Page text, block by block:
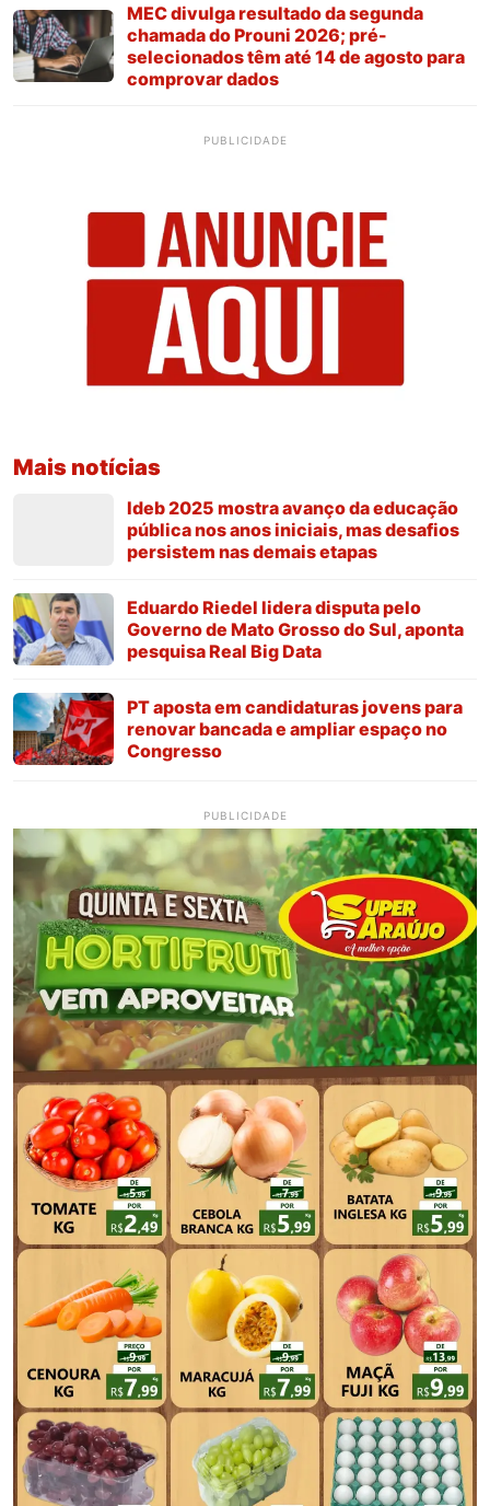
MEC divulga resultado da segunda
chamada do Prouni 2026; pré-
selecionados têm até 14 de agosto para
comprovar dados
PUBLICIDADE
Mais notícias
Ideb 2025 mostra avanço da educação
pública nos anos iniciais, mas desafios
persistem nas demais etapas
Eduardo Riedel lidera disputa pelo
Governo de Mato Grosso do Sul, aponta
pesquisa Real Big Data
PT aposta em candidaturas jovens para
renovar bancada e ampliar espaço no
Congresso
PUBLICIDADE